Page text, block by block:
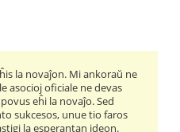
la novaĵon. Mi ankoraŭ ne
asocioj oficiale ne devas
eĥi la novaĵo. Sed
sukcesos, unue tio faros
la esperantan ideon.